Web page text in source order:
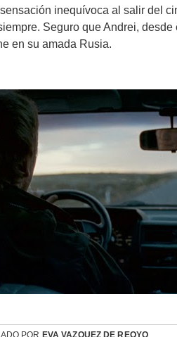
inequívoca al salir del
Seguro que Andrei,
en su amada Rusia.
POR EVA VAZQUEZ DE REOYO